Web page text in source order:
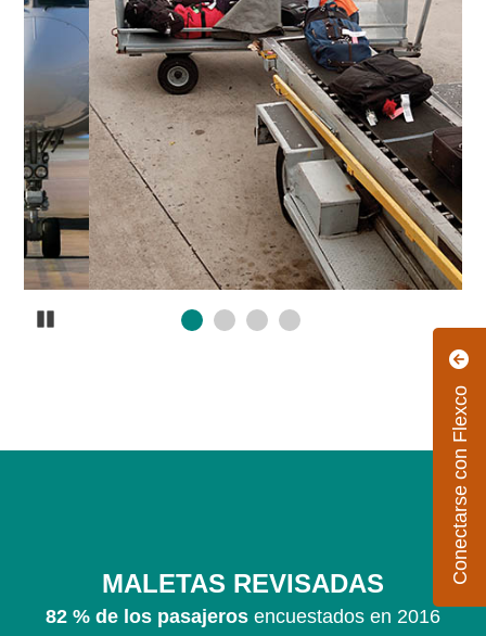
Conectarse con Flexco
MALETAS REVISADAS
82 % de los pasajerosencuestados en 2016